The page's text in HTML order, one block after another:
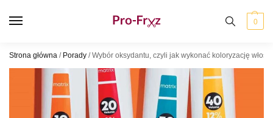
0
Strona główna / Porady /Wybór oksydantu, czyli jak wykonać koloryzację